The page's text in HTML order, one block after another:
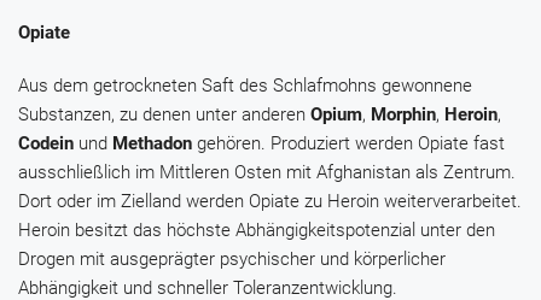
Opiate
Aus dem getrockneten Saft des Schlafmohns gewonnene
Substanzen, zu denen unter anderen Opium, Morphin, Heroin,
Codein und Methadon gehören. Produziert werden Opiate fast
ausschließlich im Mittleren Osten mit Afghanistan als Zentrum.
Dort oder im Zielland werden Opiate zu Heroin weiterverarbeitet.
Heroin besitzt das höchste Abhängigkeitspotenzial unter den
Drogen mit ausgeprägter psychischer und körperlicher
Abhängigkeit und schneller Toleranzentwicklung.